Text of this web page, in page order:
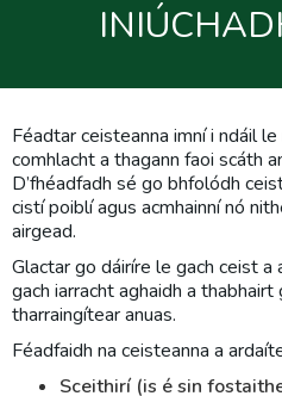
Féadtar ceisteanna imní i ndáil
comhlacht a thagann faoi scáth
D’fhéadfadh sé go bhfolódh
cistí poiblí agus acmhainní nó
airgead.
Glactar go dáiríre le gach ceist
gach iarracht aghaidh a thabhairt
tharraingítear anuas.
Féadfaidh na ceisteanna a
Sceithirí (is é sin